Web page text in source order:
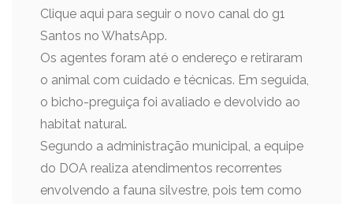
Clique aqui para seguir o novo canal do g1
Santos no WhatsApp.
Os agentes foram até o endereço e retiraram
o animal com cuidado e técnicas. Em seguida,
o bicho-preguiça foi avaliado e devolvido ao
habitat natural.
Segundo a administração municipal, a equipe
do DOA realiza atendimentos recorrentes
envolvendo a fauna silvestre, pois tem como